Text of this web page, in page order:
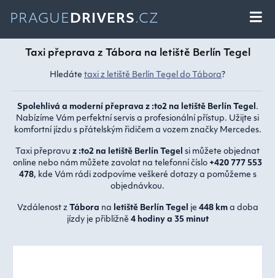
PRAGUE DRIVERS.CZ
Taxi přeprava z Tábora na letiště Berlín Tegel
Hledáte taxi z letiště Berlín Tegel do Tábora?
Spolehlivá a moderní přeprava z :to2 na letiště Berlín Tegel .
Nabízíme Vám perfektní servis a profesionální přístup. Užijte si
komfortní jízdu s přátelským řidičem a vozem značky Mercedes.
Taxi přepravu z :to2 na letiště Berlín Tegel
si můžete objednat
online nebo nám můžete zavolat na telefonní číslo +420 777 553
478, kde Vám rádi zodpovíme veškeré dotazy a pomůžeme s
objednávkou.
Vzdálenost z Tábora na letiště Berlín Tegel je 448 kma doba
jízdy je přibližně 4 hodiny a 35 minut